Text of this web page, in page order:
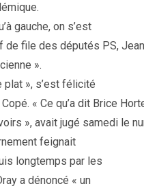
gauche, on s’est
de file des députés PS,
».
», s’est félicité
« Ce qu’a dit Brice
», avait jugé samedi le
feignait
longtemps par les
a dénoncé « un